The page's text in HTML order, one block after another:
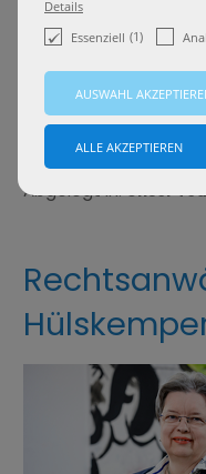
vorrangig im
privaten Baurecht
einer
spezialisierten
arbeitsrechtlichen
Großkanzlei
Abgelegt in:Unser
Details
Essenziell (1)